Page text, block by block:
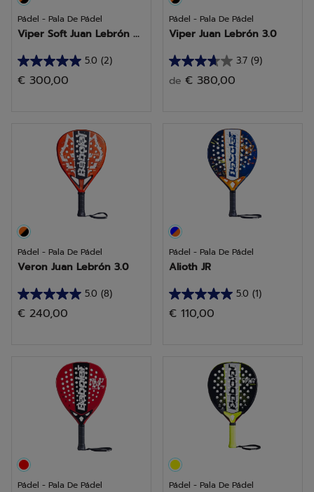
Pádel - Pala De Pádel
Viper Soft Juan Lebrón ...
5.0 (2)
5.0
de
reseñas
€ 300,00
Pádel - Pala De Pádel
Viper Juan Lebrón 3.0
3.7 (9)
3.7
de
reseñas
de € 380,00
Pádel - Pala De Pádel
Veron Juan Lebrón 3.0
5.0 (8)
5.0
de
reseñas
€ 240,00
Pádel - Pala De Pádel
Alioth JR
5.0 (1)
5.0
de
€ 110,00
Pádel - Pala De Pádel Pádel - Pala De Pádel